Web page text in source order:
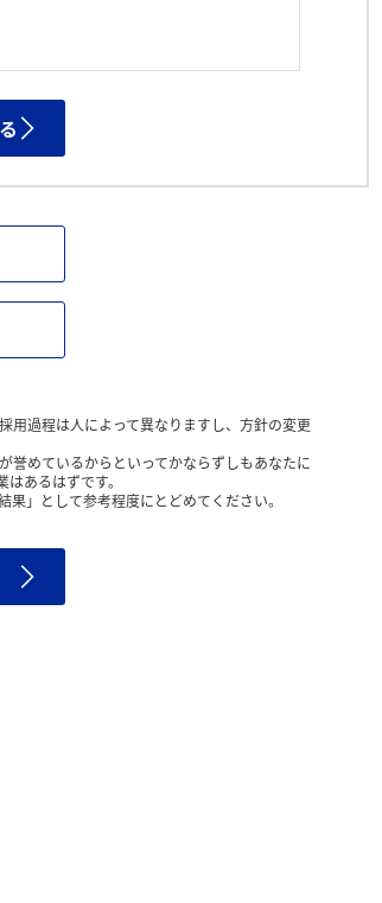
用過程は人によって異なりますし、方針の変更
誉めているからといってかならずしもあなたに
あるはずです。
」として参考程度にとどめてください。